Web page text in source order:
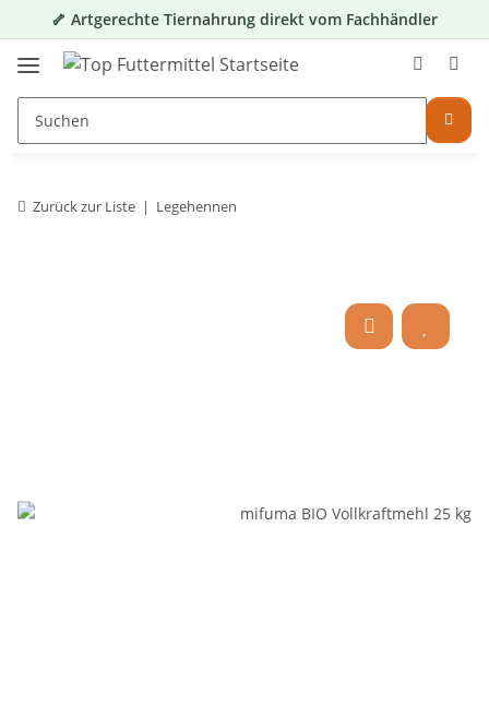
🦴 Artgerechte Tiernahrung direkt vom Fachhändler
Zurück zur Liste Legehennen